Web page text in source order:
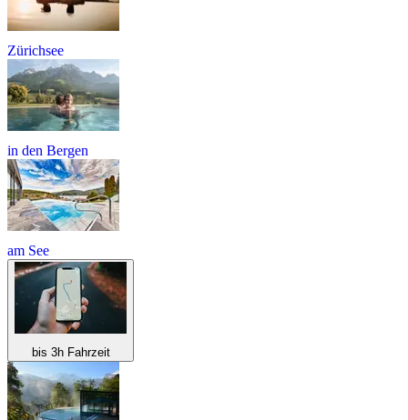
Zürichsee
in den Bergen
am See
bis 3h Fahrzeit